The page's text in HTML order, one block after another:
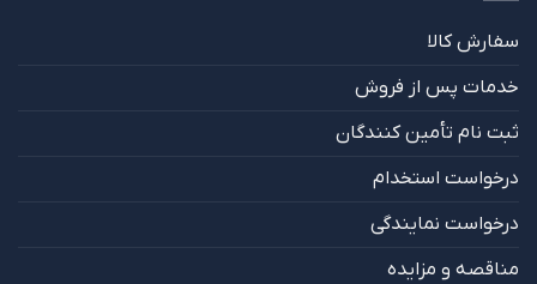
سفارش کالا
خدمات پس از فروش
ثبت نام تأمین کنندگان
درخواست استخدام
درخواست نمایندگی
مناقصه و مزایده